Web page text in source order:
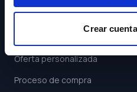
Crear
ENLACES
Oferta personalizada
Proceso de compra